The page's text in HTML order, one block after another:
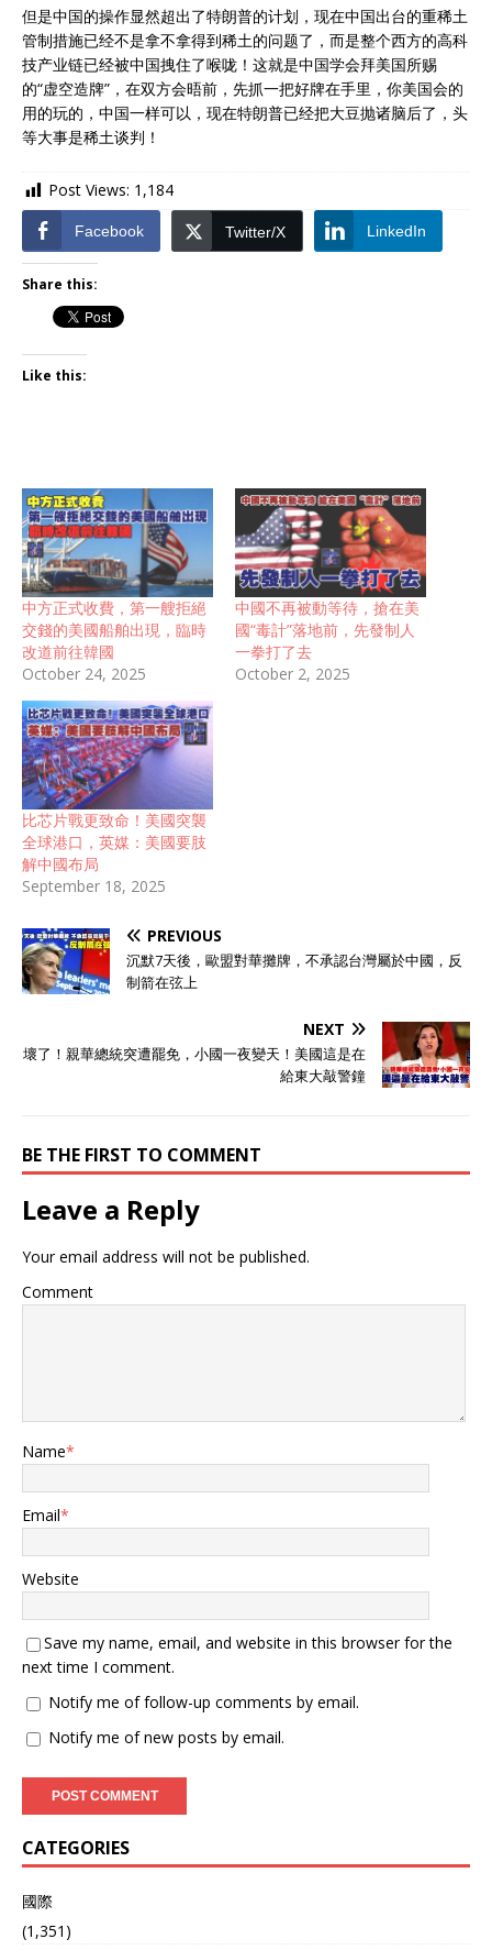
但是中国的操作显然超出了特朗普的计划，现在中国出台的重稀土
管制措施已经不是拿不拿得到稀土的问题了，而是整个西方的高科
技产业链已经被中国拽住了喉咙！这就是中国学会拜美国所赐
的“虚空造牌”，在双方会晤前，先抓一把好牌在手里，你美国会的
用的玩的，中国一样可以，现在特朗普已经把大豆抛诸脑后了，头
等大事是稀土谈判！
Post Views: 1,184
Facebook Twitter/X LinkedIn
Share this:
Like this:
中方正式收費，第一艘拒絕
交錢的美國船舶出現，臨時
改道前往韓國
October 24, 2025
中國不再被動等待，搶在美
國“毒計”落地前，先發制人
一拳打了去
October 2, 2025
比芯片戰更致命！美國突襲
全球港口，英媒：美國要肢
解中國布局
September 18, 2025
PREVIOUS
沉默7天後，歐盟對華攤牌，不承認台灣屬於中國，反
制箭在弦上
NEXT
壞了！親華總統突遭罷免，小國一夜變天！美國這是在
給東大敲警鐘
BE THE FIRST TO COMMENT
Leave a Reply
Your email address will not be published.
Comment
Name*
Email*
Website
Save my name, email, and website in this browser for the
next time I comment.
Notify me of follow-up comments by email.
Notify me of new posts by email.
CATEGORIES
國際
(1,351)